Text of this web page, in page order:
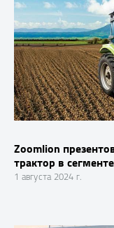
Zoomlion
трактор в
1 августа 2024 г.